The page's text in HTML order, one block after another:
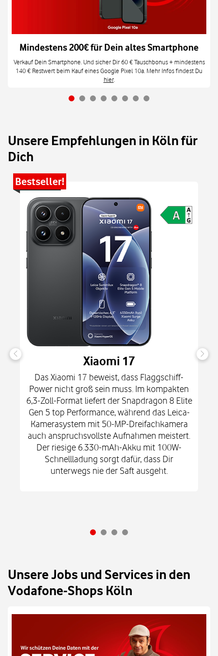
Mindestens 200€ für Dein altes Smartphone
Verkauf Dein Smartphone. Und sicher Dir 60 € Tauschbonus + mindestens
140 € Restwert beim Kauf eines Google Pixel 10a. Mehr Infos findest Du
hier.
Unsere Empfehlungen in Köln für
Dich
Bestseller!
Xiaomi 17
Das Xiaomi 17 beweist, dass Flaggschiff-
Power nicht groß sein muss. Im kompakten
6,3-Zoll-Format liefert der Snapdragon 8 Elite
Gen 5 top Performance, während das Leica-
Kamerasystem mit 50-MP-Dreifachkamera
auch anspruchsvollste Aufnahmen meistert.
Der riesige 6.330-mAh-Akku mit 100W-
Schnellladung sorgt dafür, dass Dir
unterwegs nie der Saft ausgeht.
Unsere Jobs und Services in den
Vodafone-Shops Köln